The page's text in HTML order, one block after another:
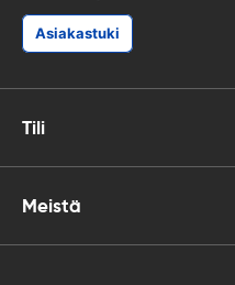
Asiakastuki
Tili
Meistä